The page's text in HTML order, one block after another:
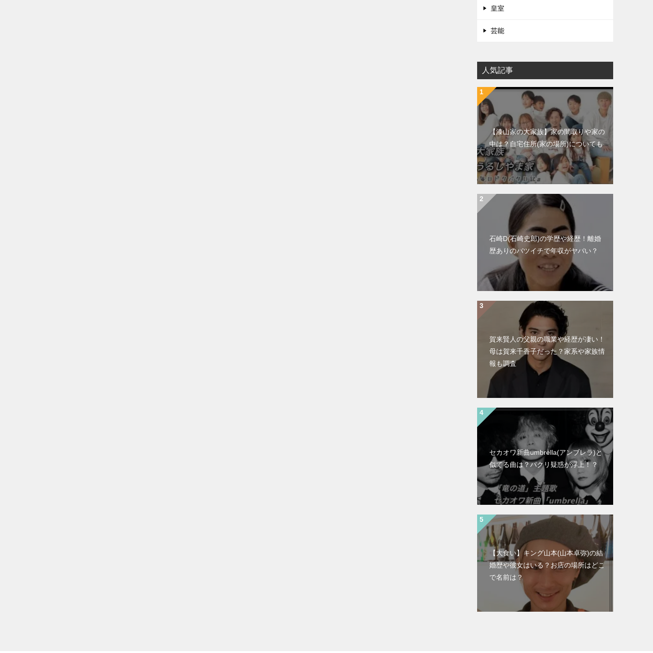
皇室
芸能
人気記事
【漆山家の大家族】家の間取りや家の
中は？自宅住所(家の場所)についても
石崎D(石崎史郎)の学歴や経歴！離婚
歴ありのバツイチで年収がヤバい？
賀来賢人の父親の職業や経歴が凄い！
母は賀来千香子だった？家系や家族情
報も調査
セカオワ新曲umbrella(アンブレラ)と
似てる曲は？パクリ疑惑が浮上！？
【大食い】キング山本(山本卓弥)の結
婚歴や彼女はいる？お店の場所はどこ
で名前は？